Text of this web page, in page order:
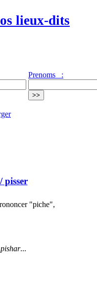
lieux-dits
Prenoms :
pisser
"piche",
pishar...